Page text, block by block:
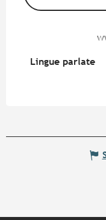
Lingue parlate
Lingue parlate